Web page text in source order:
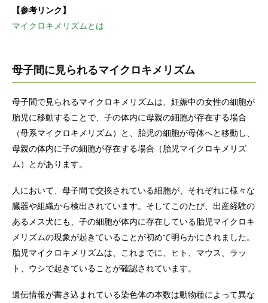
【参考リンク】
マイクロキメリズムとは
母子間に見られるマイクロキメリズム
母子間で見られるマイクロキメリズムは、妊娠中の女性の細胞が
胎児に移動することで、子の体内に母親の細胞が存在する場合
（母系マイクロキメリズム）と、胎児の細胞が母体へと移動し、
母親の体内に子の細胞が存在する場合（胎児マイクロキメリズ
ム）とがあります。
人において、母子間で交換されている細胞が、それぞれに様々な
臓器や組織から検出されています。そしてこのたび、出産経験の
あるメス犬にも、子の細胞が体内に存在している胎児マイクロキ
メリズムの現象が起きていることが初めて明らかにされました。
胎児マイクロキメリズムは、これまでに、ヒト、マウス、ラッ
ト、ウシで起きていることが確認されています。
遺伝情報が書き込まれている染色体の本数は動物種によって異な